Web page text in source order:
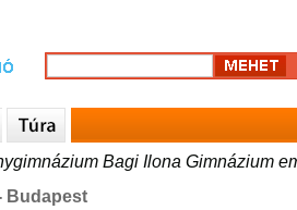
Bagi Ilona Gimnázium
Budapest